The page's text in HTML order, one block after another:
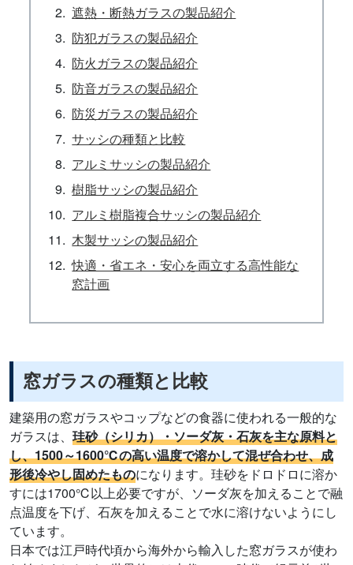
遮熱・断熱ガラスの製品紹介
防犯ガラスの製品紹介
防火ガラスの製品紹介
防音ガラスの製品紹介
防災ガラスの製品紹介
サッシの種類と比較
アルミサッシの製品紹介
樹脂サッシの製品紹介
アルミ樹脂複合サッシの製品紹介
木製サッシの製品紹介
快適・省エネ・安心を両立する高性能な
窓計画
窓ガラスの種類と比較
建築用の窓ガラスやコップなどの食器に使われる一般的な
ガラスは、 珪砂（シリカ）・ソーダ灰・石灰を主な原料と
し、1500～1600℃の高い温度で溶かして混ぜ合わせ、成
形後冷やし固めたものになります。珪砂をドロドロに溶か
すには1700℃以上必要ですが、ソーダ灰を加えることで融
点温度を下げ、石灰を加えることで水に溶けないようにし
ています。
日本では江戸時代頃から海外から輸入した窓ガラスが使わ